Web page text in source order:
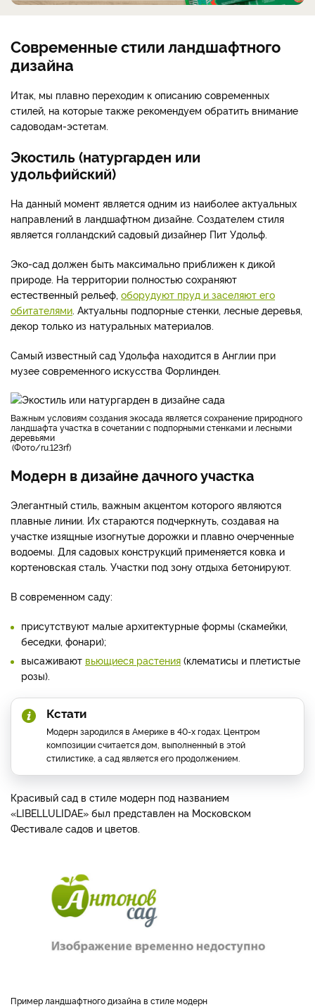
Современные стили ландшафтного
дизайна
Итак, мы плавно переходим к описанию современных
стилей, на которые также рекомендуем обратить внимание
садоводам-эстетам.
Экостиль (натургарден или
удольфийский)
На данный момент является одним из наиболее актуальных
направлений в ландшафтном дизайне. Создателем стиля
является голландский садовый дизайнер Пит Удольф.
Эко-сад должен быть максимально приближен к дикой
природе. На территории полностью сохраняют
естественный рельеф, оборудуют пруд и заселяют его
обитателями. Актуальны подпорные стенки, лесные деревья,
декор только из натуральных материалов.
Самый известный сад Удольфа находится в Англии при
музее современного искусства Форлинден.
важным условиям создания экосада является сохранение природного
ландшафта участка в сочетании с подпорными стенками и лесными
деревьями
Фото/ru.123rf
Модерн в дизайне дачного участка
Элегантный стиль, важным акцентом которого являются
плавные линии. Их стараются подчеркнуть, создавая на
участке изящные изогнутые дорожки и плавно очерченные
водоемы. Для садовых конструкций применяется ковка и
кортеновская сталь. Участки под зону отдыха бетонируют.
В современном саду:
присутствуют малые архитектурные формы (скамейки,
беседки, фонари);
высаживают вьющиеся растения (клематисы и плетистые
розы).
Кстати
Модерн зародился в Америке в 40-х годах. Центром
композиции считается дом, выполненный в этой
стилистике, а сад является его продолжением.
Красивый сад в стиле модерн под названием
«LIBELLULIDAE» был представлен на Московском
Фестивале садов и цветов.
пример ландшафтного дизайна в стиле модерн